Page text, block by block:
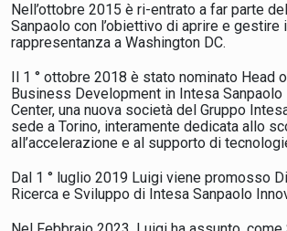
Nell’ottobre 2015 è ri-entrato a far parte
Sanpaolo con l’obiettivo di aprire e gestire
rappresentanza a Washington DC.
Il 1 ° ottobre 2018 è stato nominato Head
Business Development in Intesa Sanpaolo
Center, una nuova società del Gruppo
sede a Torino, interamente dedicata allo
all’accelerazione e al supporto di
Dal 1 ° luglio 2019 Luigi viene promosso
Ricerca e Sviluppo di Intesa Sanpaolo